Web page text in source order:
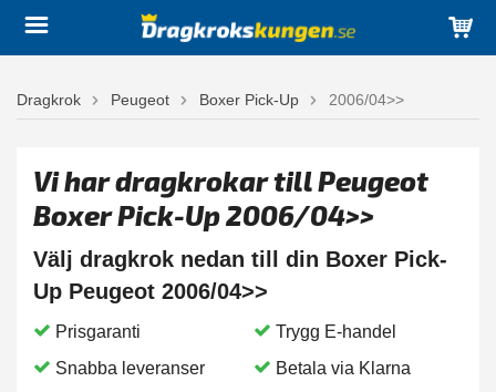
Dragkrok Peugeot Boxer Pick-Up 2006/04>>
Vi har dragkrokar till Peugeot
Boxer Pick-Up 2006/04>>
Välj dragkrok nedan till din Boxer Pick-
Up Peugeot 2006/04>>
Prisgaranti
Trygg E-handel
Snabba leveranser
Betala via Klarna